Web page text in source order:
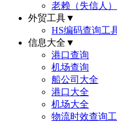
老赖（失信人
外贸工具▼
HS编码查询工
信息大全 ▼
港口查询
机场查询
船公司大全
港口大全
机场大全
物流时效查询